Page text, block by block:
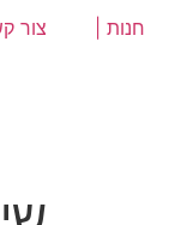
חנות |
צור